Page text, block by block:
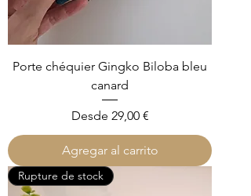
Porte chéquier Gingko Biloba bleu
canard
Desde 29,00 €
Precio de oferta
Agregar al carrito
Rupture de stock